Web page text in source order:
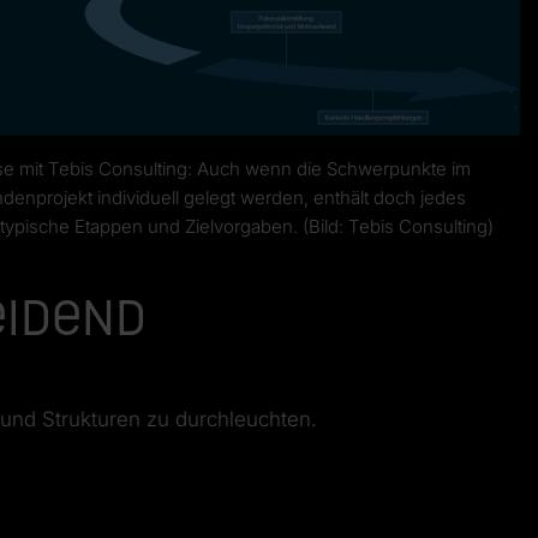
mit Tebis Consulting: Auch wenn die Schwerpunkte im
individuell gelegt werden, enthält doch jedes
Etappen und Zielvorgaben. (Bild: Tebis Consulting)
Strukturen zu durchleuchten.